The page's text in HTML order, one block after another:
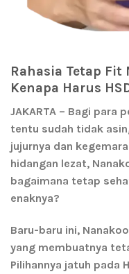
Rahasia Tetap
Kenapa Harus
JAKARTA – Bagi para
tentu sudah tidak
jujurnya dan
hidangan lezat,
bagaimana tetap
enaknya?
Baru-baru ini,
yang membuatnya
Pilihannya jatuh pada